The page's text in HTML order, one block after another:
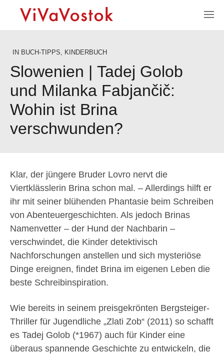
IN BUCH-TIPPS, KINDERBUCH
Slowenien | Tadej Golob
und Milanka Fabjančič:
Wohin ist Brina
verschwunden?
Klar, der jüngere Bruder Lovro nervt die
Viertklässlerin Brina schon mal. – Allerdings hilft er
ihr mit seiner blühenden Phantasie beim Schreiben
von Abenteuergeschichten. Als jedoch Brinas
Namenvetter – der Hund der Nachbarin –
verschwindet, die Kinder detektivisch
Nachforschungen anstellen und sich mysteriöse
Dinge ereignen, findet Brina im eigenen Leben die
beste Schreibinspiration.
Wie bereits in seinem preisgekrönten Bergsteiger-
Thriller für Jugendliche „Zlati Zob“ (2011) so schafft
es Tadej Golob (*1967) auch für Kinder eine
überaus spannende Geschichte zu entwickeln, die